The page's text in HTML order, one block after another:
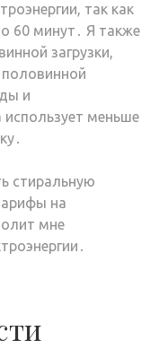
так как
60 минут․ Я также
загрузки,
и
использует меньше
стиральную
на
мне